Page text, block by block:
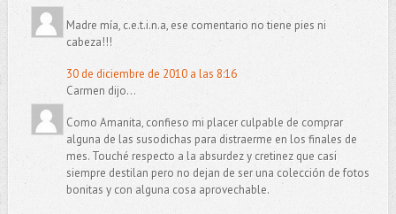
Madre mía, c.e.t.i.n.a, ese comentario no tiene pies ni
cabeza!!!
30 de diciembre de 2010 a las 8:16
Carmen dijo...
Como Amanita, confieso mi placer culpable de comprar
alguna de las susodichas para distraerme en los finales de
mes. Touché respecto a la absurdez y cretinez que casi
siempre destilan pero no dejan de ser una colección de fotos
bonitas y con alguna cosa aprovechable.